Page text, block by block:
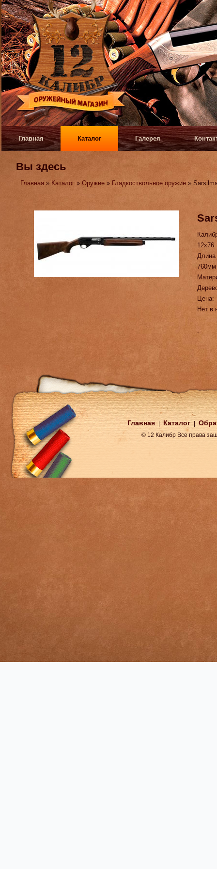
Главная Каталог Галерея
Вы здесь
Главная » Каталог »Оружие » Гладкоствольное оружие »
12х76
760мм
Цена:
Нет в
.
Главная Каталог
© 12 Калибр Все права